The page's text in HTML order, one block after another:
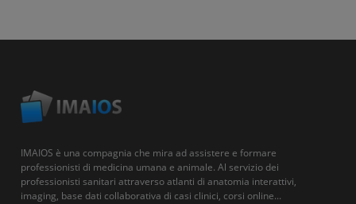
IMAIOS è una compagnia che mira ad assistere e formare
professionisti di medicina umana e animale. Al servizio dei
professionisti sanitari attraverso atlanti di anatomia interattivi,
imaging, base dati collaborativa di casi clinici, corsi online...